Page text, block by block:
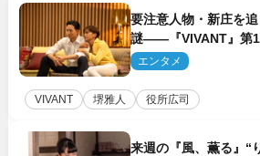
要注意人物・新庄を
謎――『VIVANT』第
エンタメ
VIVANT 堺雅人 役所広司
来週の『風、薫る』“